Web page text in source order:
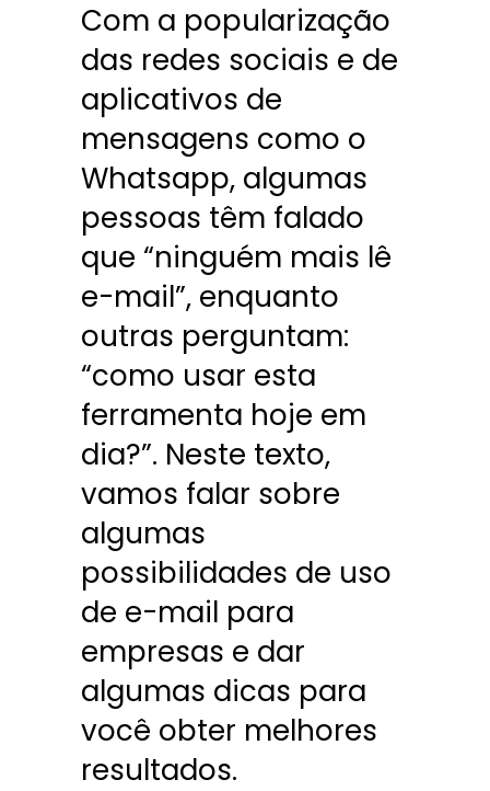
Com a popularização
das redes sociais e de
aplicativos de
mensagens como o
Whatsapp, algumas
pessoas têm falado
que “ninguém mais lê
e-mail”, enquanto
outras perguntam:
“como usar esta
ferramenta hoje em
dia?”. Neste texto,
vamos falar sobre
algumas
possibilidades de uso
de e-mail para
empresas e dar
algumas dicas para
você obter melhores
resultados.